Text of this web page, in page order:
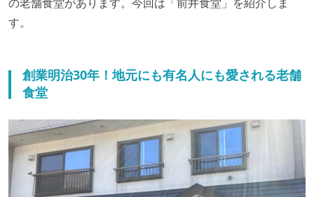
す。
創業明治30年！地元にも有名人にも愛される老舗
食堂